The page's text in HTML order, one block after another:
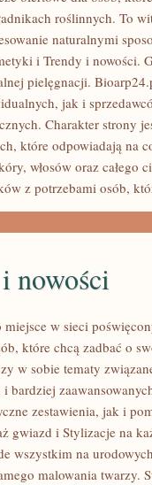
roślinnych. To
naturalnymi
i Trendy i nowości.
pielęgnacji.
jak i
Charakter strony
które odpowiadają na
włosów oraz całego
z potrzebami osób,
nowości
miejsce w sieci
które chcą zadbać o
w sobie tematy
bardziej
zestawienia, jak i
gwiazd i Stylizacje na
wszystkim na
malowania twarzy.